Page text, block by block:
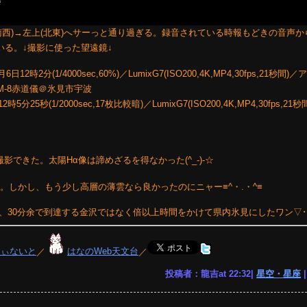
)→左上(北東)へサーっと通り過ぎる。録音されている時報もどきの音声か
。↓撮影に使った望遠鏡↓
6日12時2分(1/4000sec,60%)／LumixG7(ISO200,4K,MP4,30fps,21秒間)／
8赤道儀＠氷見市宇波
時5分25秒(1/2000sec,17枚比較暗)／LumixG7(ISO200,4K,MP4,30fps,21秒
できた。太陽Hα像は諦めざるを得なかった(^_-)-☆
しかし、もう少し高層の薄雲なら良かったのにニャー≡^・.・^≡
30分余で到達する金沢ではなく倍以上時間をかけて県内氷見にしたワン
ないと ／ はなのWeb天文台 ／
投稿者：龍吉at 22:32| 星空・星座